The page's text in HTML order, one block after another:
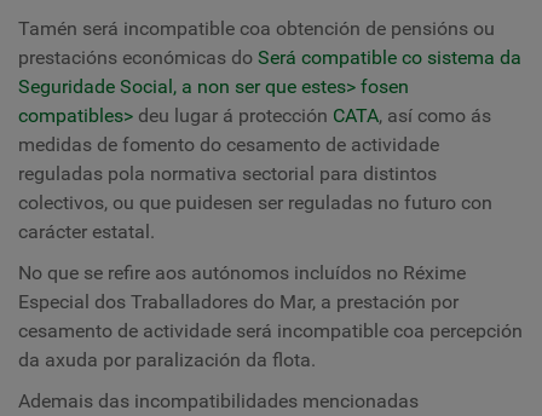
Tamén será incompatible coa obtención de pensións ou
prestacións económicas do Será compatible co sistema da
Seguridade Social, a non ser que estes> fosen
compatibles> deu lugar á protección CATA, así como ás
medidas de fomento do cesamento de actividade
reguladas pola normativa sectorial para distintos
colectivos, ou que puidesen ser reguladas no futuro con
carácter estatal.
No que se refire aos autónomos incluídos no Réxime
Especial dos Traballadores do Mar, a prestación por
cesamento de actividade será incompatible coa percepción
da axuda por paralización da flota.
Ademais das incompatibilidades mencionadas